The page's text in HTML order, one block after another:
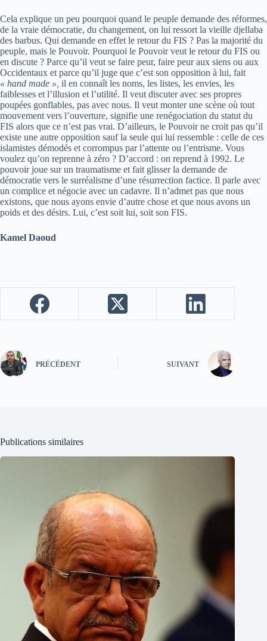
Cela explique un peu pourquoi quand le peuple demande des réformes,
de la vraie démocratie, du changement, on lui ressort la vieille djellaba
des barbus. Qui demande en effet le retour du FIS ? Pas la majorité du
peuple, mais le Pouvoir. Pourquoi le Pouvoir veut le retour du FIS ou
en discute ? Parce qu’il veut se faire peur, faire peur aux siens ou aux
Occidentaux et parce qu’il juge que c’est son opposition à lui, fait
« hand made », il en connaît les noms, les listes, les envies, les
faiblesses et l’illusion et l’utilité. Il veut discuter avec ses propres
poupées gonflables, pas avec nous. Il veut monter une scène où tout
mouvement vers l’ouverture, signifie une renégociation du statut du
FIS alors que ce n’est pas vrai. D’ailleurs, le Pouvoir ne croit pas qu’il
existe une autre opposition sauf la seule qui lui ressemble : celle de ces
islamistes démodés et corrompus par l’attente ou l’entrisme. Vous
voulez qu’on reprenne à zéro ? D’accord : on reprend à 1992. Le
pouvoir joue sur un traumatisme et fait glisser la demande de
démocratie vers le surréalisme d’une résurrection factice. Il parle avec
un complice et négocie avec un cadavre. Il n’admet pas que nous
existons, que nous ayons envie d’autre chose et que nous avons un
poids et des désirs. Lui, c’est soit lui, soit son FIS.
Kamel Daoud
PRÉCÉDENT SUIVANT
Publications similaires